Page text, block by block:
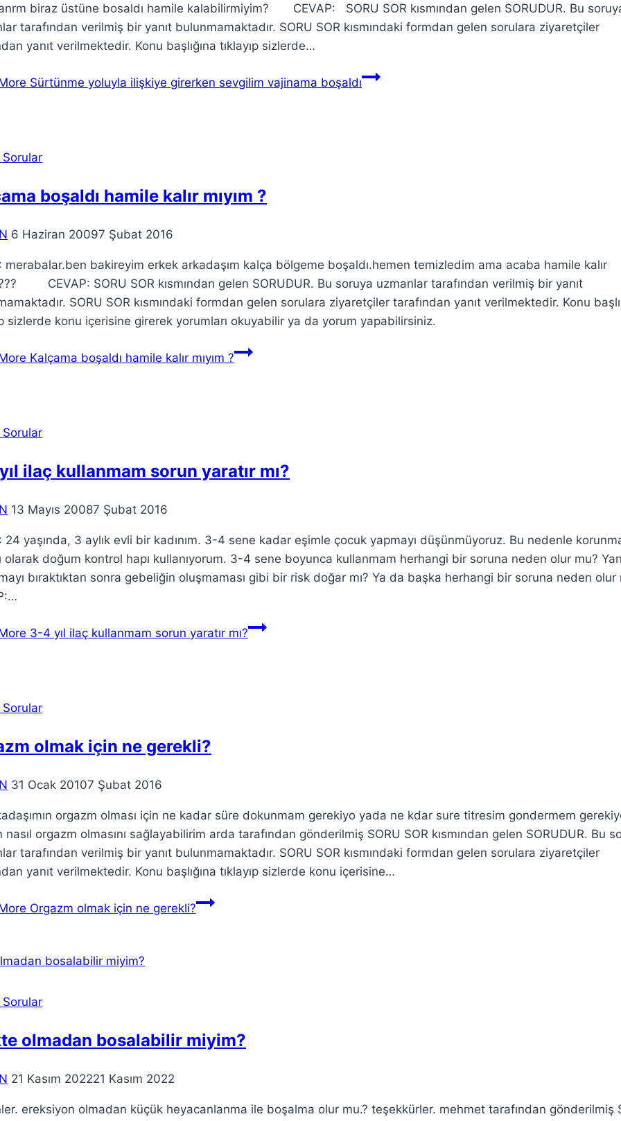
biraz üstüne bosaldı hamile kalabilirmiyim? CEVAP: SORU SOR kısmından gelen SORUDUR. Bu
tarafından verilmiş bir yanıt bulunmamaktadır. SORU SOR kısmındaki formdan gelen sorulara ziyaretçiler
yanıt verilmektedir. Konu başlığına tıklayıp sizlerde…
Sürtünme yoluyla ilişkiye girerken sevgilim vajinama boşaldı
boşaldı hamile kalır mıyım ?
6 Haziran 20097 Şubat 2016
merabalar.ben bakireyim erkek arkadaşım kalça bölgeme boşaldı.hemen temizledim ama acaba hamile kalır
CEVAP: SORU SOR kısmından gelen SORUDUR. Bu soruya uzmanlar tarafından verilmiş bir yanıt
SORU SOR kısmındaki formdan gelen sorulara ziyaretçiler tarafından yanıt verilmektedir. Konu
sizlerde konu içerisine girerek yorumları okuyabilir ya da yorum yapabilirsiniz.
Kalçama boşaldı hamile kalır mıyım ?
ilaç kullanmam sorun yaratır mı?
13 Mayıs 20087 Şubat 2016
24 yaşında, 3 aylık evli bir kadınım. 3-4 sene kadar eşimle çocuk yapmayı düşünmüyoruz. Bu nedenle
olarak doğum kontrol hapı kullanıyorum. 3-4 sene boyunca kullanmam herhangi bir soruna neden olur mu?
bıraktıktan sonra gebeliğin oluşmaması gibi bir risk doğar mı? Ya da başka herhangi bir soruna neden olur
3-4 yıl ilaç kullanmam sorun yaratır mı?
olmak için ne gerekli?
31 Ocak 20107 Şubat 2016
orgazm olması için ne kadar süre dokunmam gerekiyo yada ne kdar sure titresim gondermem
nasıl orgazm olmasını sağlayabilirim arda tarafından gönderilmiş SORU SOR kısmından gelen SORUDUR. Bu
tarafından verilmiş bir yanıt bulunmamaktadır. SORU SOR kısmındaki formdan gelen sorulara ziyaretçiler
yanıt verilmektedir. Konu başlığına tıklayıp sizlerde konu içerisine…
Orgazm olmak için ne gerekli?
olmadan bosalabilir miyim?
21 Kasım 202221 Kasım 2022
ereksiyon olmadan küçük heyacanlanma ile boşalma olur mu.? teşekkürler. mehmet tarafından gönderilmiş